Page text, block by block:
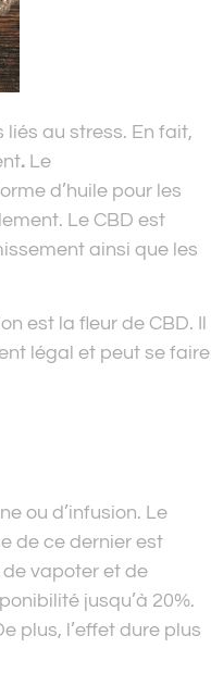
au stress. En fait,
. Le
d’huile pour les
Le CBD est
ainsi que les
est la fleur de CBD. Il
légal et peut se faire
ou d’infusion. Le
de ce dernier est
de vapoter et de
jusqu’à 20%.
plus, l’effet dure plus